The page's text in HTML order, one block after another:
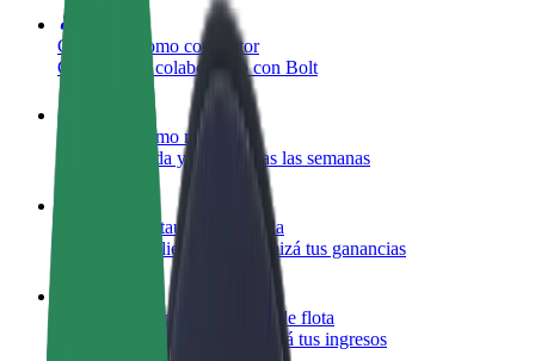
Colaborar como conductor
Gana dinero colaborando con Bolt
Colaborar como repartidor
Repartí comida y cobrá todas las semanas
Añadir un restaurante o tienda
Llegá a más clientes y maximizá tus ganancias
Registrarse como propietario de flota
Añadí tu flota a Bolt y potenciá tus ingresos